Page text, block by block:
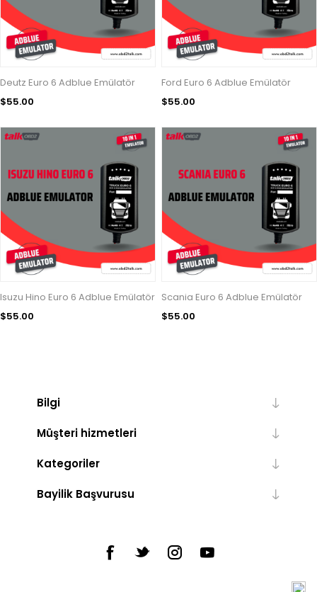
Deutz Euro 6 Adblue Emülatör
$55.00
Ford Euro 6 Adblue Emülatör
$55.00
Isuzu Hino Euro 6 Adblue Emülatör
$55.00
Scania Euro 6 Adblue Emülatör
$55.00
Bilgi
Müşteri hizmetleri
Kategoriler
Bayilik Başvurusu